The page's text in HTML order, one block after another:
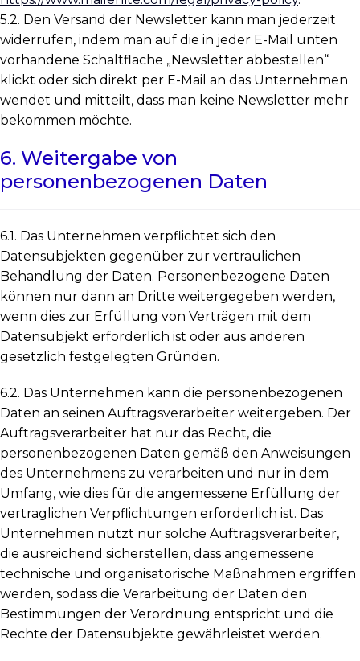
5.2. Den Versand der Newsletter kann man jederzeit
widerrufen, indem man auf die in jeder E-Mail unten
vorhandene Schaltfläche „Newsletter abbestellen“
klickt oder sich direkt per E-Mail an das Unternehmen
wendet und mitteilt, dass man keine Newsletter mehr
bekommen möchte.
6. Weitergabe von
personenbezogenen Daten
6.1. Das Unternehmen verpflichtet sich den
Datensubjekten gegenüber zur vertraulichen
Behandlung der Daten. Personenbezogene Daten
können nur dann an Dritte weitergegeben werden,
wenn dies zur Erfüllung von Verträgen mit dem
Datensubjekt erforderlich ist oder aus anderen
gesetzlich festgelegten Gründen.
6.2. Das Unternehmen kann die personenbezogenen
Daten an seinen Auftragsverarbeiter weitergeben. Der
Auftragsverarbeiter hat nur das Recht, die
personenbezogenen Daten gemäß den Anweisungen
des Unternehmens zu verarbeiten und nur in dem
Umfang, wie dies für die angemessene Erfüllung der
vertraglichen Verpflichtungen erforderlich ist. Das
Unternehmen nutzt nur solche Auftragsverarbeiter,
die ausreichend sicherstellen, dass angemessene
technische und organisatorische Maßnahmen ergriffen
werden, sodass die Verarbeitung der Daten den
Bestimmungen der Verordnung entspricht und die
Rechte der Datensubjekte gewährleistet werden.